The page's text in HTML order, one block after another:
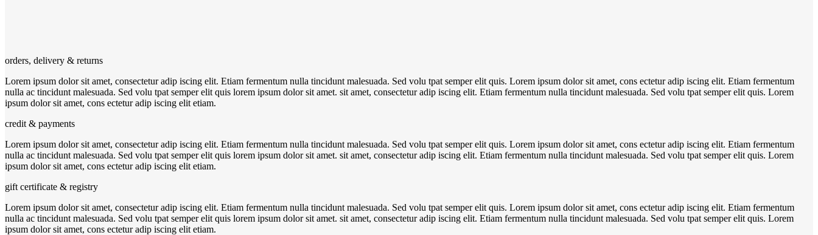
orders, delivery & returns
Lorem ipsum dolor sit amet, consectetur adip iscing elit. Etiam fermentum nulla tincidunt malesuada. Sed volu tpat semper elit quis. Lorem ipsum dolor sit amet, cons ectetur adip iscing elit. Etiam fermentum
nulla ac tincidunt malesuada. Sed volu tpat semper elit quis lorem ipsum dolor sit amet. sit amet, consectetur adip iscing elit. Etiam fermentum nulla tincidunt malesuada. Sed volu tpat semper elit quis. Lorem
ipsum dolor sit amet, cons ectetur adip iscing elit etiam.
credit & payments
Lorem ipsum dolor sit amet, consectetur adip iscing elit. Etiam fermentum nulla tincidunt malesuada. Sed volu tpat semper elit quis. Lorem ipsum dolor sit amet, cons ectetur adip iscing elit. Etiam fermentum
nulla ac tincidunt malesuada. Sed volu tpat semper elit quis lorem ipsum dolor sit amet. sit amet, consectetur adip iscing elit. Etiam fermentum nulla tincidunt malesuada. Sed volu tpat semper elit quis. Lorem
ipsum dolor sit amet, cons ectetur adip iscing elit etiam.
gift certificate & registry
Lorem ipsum dolor sit amet, consectetur adip iscing elit. Etiam fermentum nulla tincidunt malesuada. Sed volu tpat semper elit quis. Lorem ipsum dolor sit amet, cons ectetur adip iscing elit. Etiam fermentum
nulla ac tincidunt malesuada. Sed volu tpat semper elit quis lorem ipsum dolor sit amet. sit amet, consectetur adip iscing elit. Etiam fermentum nulla tincidunt malesuada. Sed volu tpat semper elit quis. Lorem
ipsum dolor sit amet, cons ectetur adip iscing elit etiam.